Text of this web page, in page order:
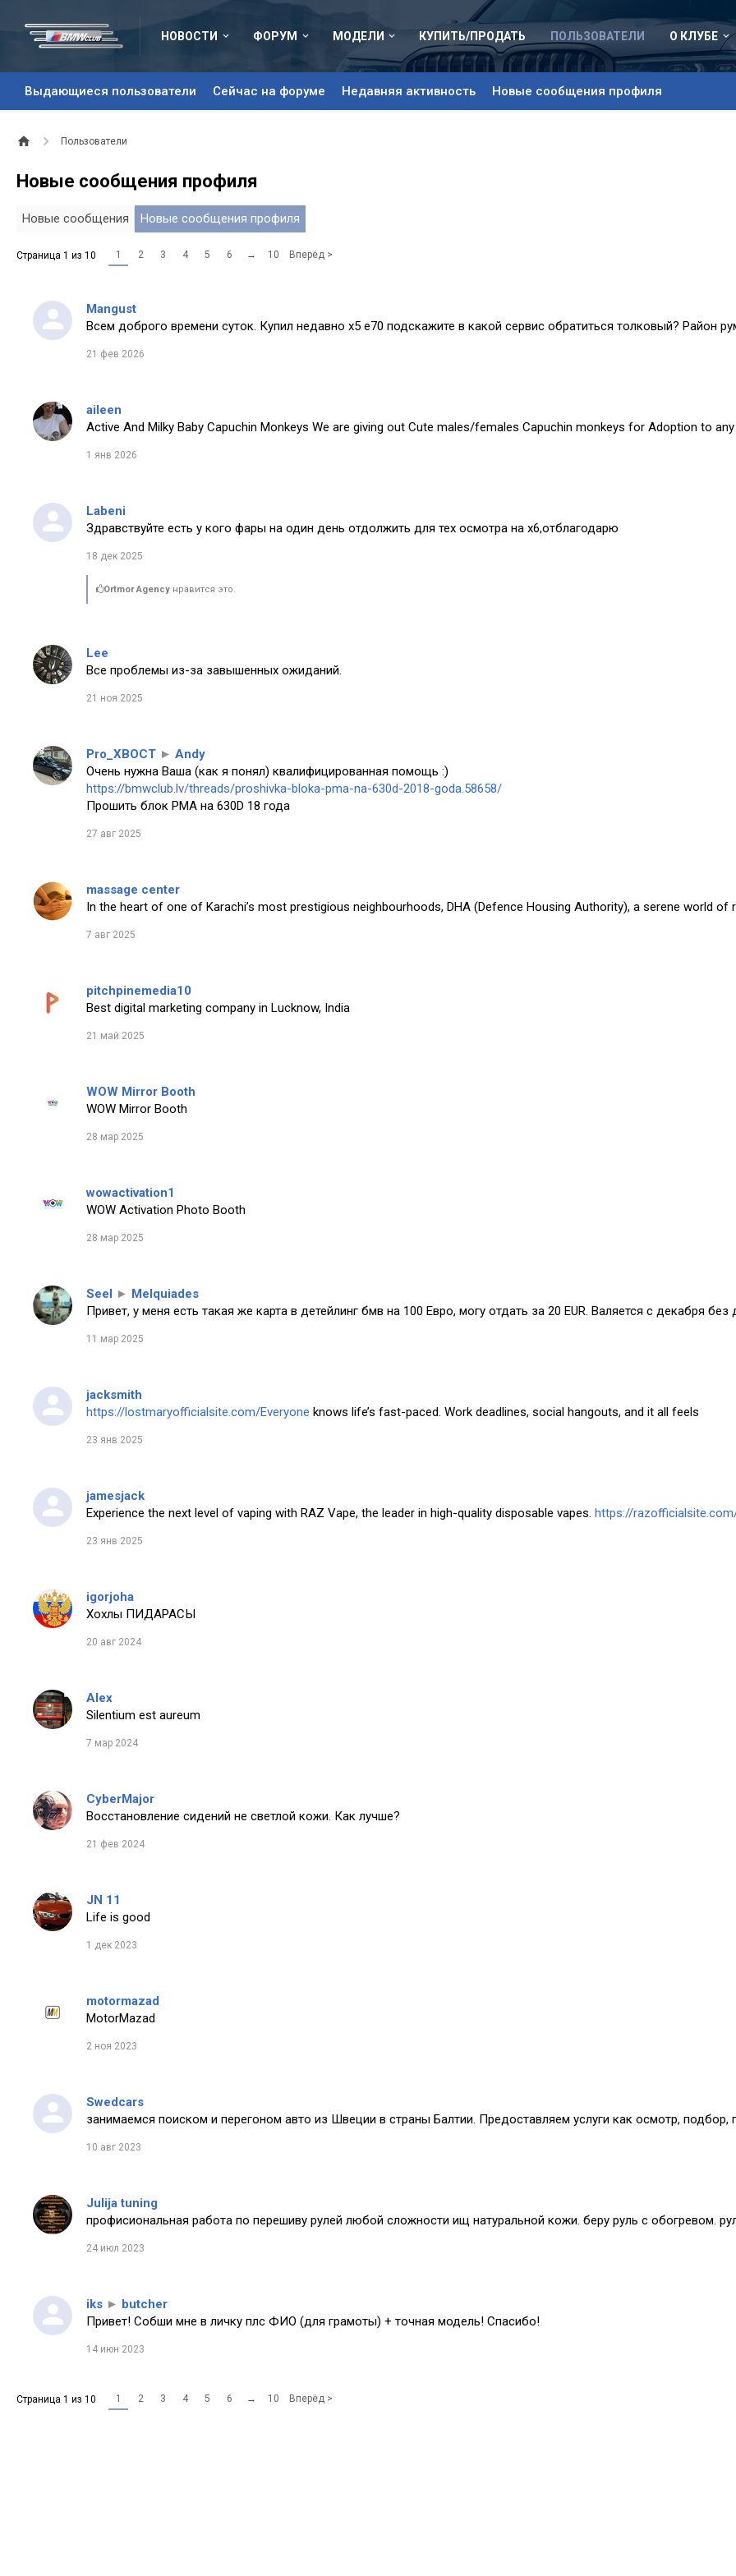
НОВОСТИ ФОРУМ МОДЕЛИ КУПИТЬ/ПРОДАТЬ ПОЛЬЗОВАТЕЛИ
Выдающиеся пользователи Сейчас на форуме Недавняя активность Новые сообщения профиля
О КЛУБЕ
Пользователи
Новые сообщения профиля
Новые сообщения Новые сообщения профиля
Страница 1 из 10 1 2 3 4 5 6 → 10 Вперёд >
Mangust
Всем доброго времени суток. Купил недавно х5 е70 подскажите в какой сервис обратиться толковый? Район
21 фев 2026
aileen
Active And Milky Baby Capuchin Monkeys We are giving out Cute males/females Capuchin monkeys for Adoption to
1 янв 2026
Labeni
Здравствуйте есть у кого фары на один день отдолжить для тех осмотра на х6,отблагодарю
18 дек 2025
Ortmor Agency нравится это.
Lee
Все проблемы из-за завышенных ожиданий.
21 ноя 2025
Pro_XBOCT ► Andy
Очень нужна Ваша (как я понял) квалифицированная помощь :)
https://bmwclub.lv/threads/proshivka-bloka-pma-na-630d-2018-goda.58658/
Прошить блок PMA на 630D 18 года
27 авг 2025
massage center
In the heart of one of Karachi’s most prestigious neighbourhoods, DHA (Defence Housing Authority), a serene world of
7 авг 2025
pitchpinemedia10
Best digital marketing company in Lucknow, India
21 май 2025
WOW Mirror Booth
WOW Mirror Booth
28 мар 2025
wowactivation1
WOW Activation Photo Booth
28 мар 2025
Seel ► Melquiades
Привет, у меня есть такая же карта в детейлинг бмв на 100 Евро, могу отдать за 20 EUR. Валяется с декабря без
11 мар 2025
jacksmith
https://lostmaryofficialsite.com/Everyone knows life’s fast-paced. Work deadlines, social hangouts, and it all feels
23 янв 2025
jamesjack
Experience the next level of vaping with RAZ Vape, the leader in high-quality disposable vapes. https://
23 янв 2025
igorjoha
Хохлы ПИДАРАСЫ
20 авг 2024
Alex
Silentium est aureum
7 мар 2024
CyberMajor
Восстановление сидений не светлой кожи. Как лучше?
21 фев 2024
JN 11
Life is good
1 дек 2023
motormazad
MotorMazad
2 ноя 2023
Swedcars
занимаемся поиском и перегоном авто из Швеции в страны Балтии. Предоставляем услуги как осмотр, подбор,
10 авг 2023
Julija tuning
профисиональная работа по перешиву рулей любой сложности ищ натуральной кожи. беру руль с обогревом.
24 июл 2023
iks ► butcher
Привет! Собши мне в личку плс ФИО (для грамоты) + точная модель! Спасибо!
14 июн 2023
Страница 1 из 10 1 2 3 4 5 6 → 10 Вперёд >